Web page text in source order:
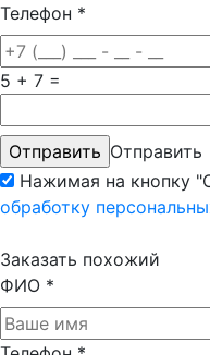
Телефон *
5 + 7 =
Отправить
Нажимая на кнопку
обработку
Заказать похожий
ФИО *